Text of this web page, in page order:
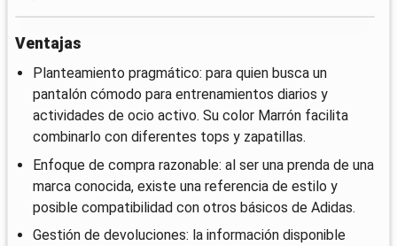
Ventajas
Planteamiento pragmático: para quien busca un
pantalón cómodo para entrenamientos diarios y
actividades de ocio activo. Su color Marrón facilita
combinarlo con diferentes tops y zapatillas.
Enfoque de compra razonable: al ser una prenda de una
marca conocida, existe una referencia de estilo y
posible compatibilidad con otros básicos de Adidas.
Gestión de devoluciones: la información disponible